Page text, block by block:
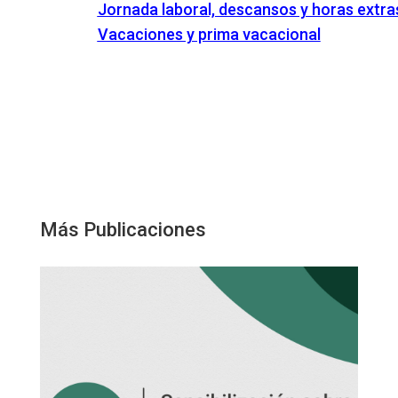
Jornada laboral, descansos y horas
Vacaciones y prima vacacional
Más Publicaciones